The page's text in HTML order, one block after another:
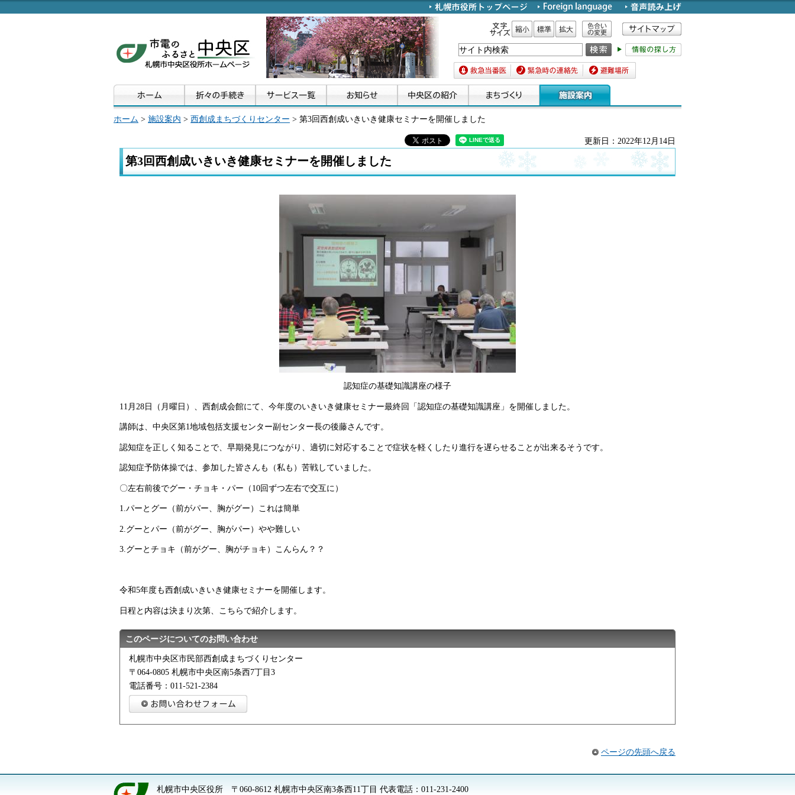
文字サイズ 縮小 標準 拡大
色合いの変更
救急当番医 緊急時の連絡先 避難場所
ホーム > 施設案内 > 西創成まちづくりセンター > 第3回西創成いきいき健康セミナーを開催しました
更新日：2022年12月14日
第3回西創成いきいき健康セミナーを開催しました
認知症の基礎知識講座の様子
11月28日（月曜日）、西創成会館にて、 今年度のいきいき健康セミナー最終回「認知症の基礎知識講座」を開催しました。
講師は、中央区第1地域包括支援センター副センター長の後藤さんです。
認知症を正しく知ることで、早期発見につながり、適切に対応することで症状を軽くしたり進行を遅らせることが出来るそうです。
認知症予防体操では、参加した皆さんも（私も）苦戦していました。
〇左右前後でグー・チョキ・パー（10回ずつ左右で交互に）
1. パーとグー（前がパー、胸がグー）これは簡単
2. グーとパー（前がグー、胸がパー）やや難しい
3. グーとチョキ（前がグー、胸がチョキ）こんらん？？
令和5年度も西創成いきいき健康セミナーを開催します。
日程と内容は決まり次第、こちらで紹介します。
このページについてのお問い合わせ
札幌市中央区市民部西創成まちづくりセンター
〒064-0805 札幌市中央区南5条西7丁目3
電話番号：011-521-2384
ページの先頭へ戻る
札幌市中央区役所 〒060-8612 札幌市中央区南3条西11丁目 代表電話： 011-231-2400